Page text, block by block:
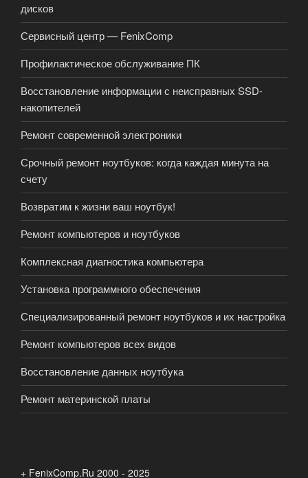
дисков
Сервисный центр — FenixComp
Профилактическое обслуживание ПК
Восстановление информации с неисправных SSD-
накопителей
Ремонт современной электроники
Срочный ремонт ноутбуков: когда каждая минута на
счету
Возвратим к жизни ваш ноутбук!
Ремонт компьютеров и ноутбуков
Комплексная диагностика компьютера
Установка программного обеспечения
Специализированный ремонт ноутбуков и их настройка
Ремонт компьютеров всех видов
Восстановление данных ноутбука
Ремонт материнской платы
+ FenixComp.Ru 2000 - 2025